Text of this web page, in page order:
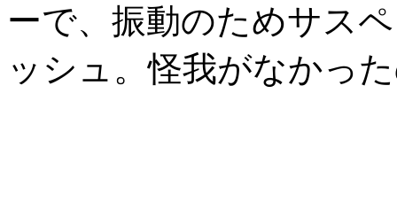
ーで、振動のためサス
ッシュ。怪我がなかっ